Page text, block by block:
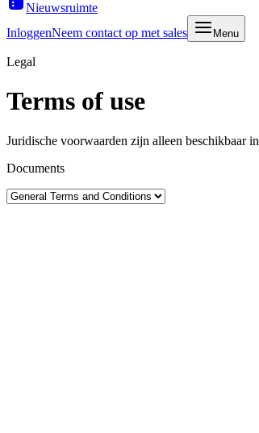
Nieuwsruimte
InloggenNeem contact op met sales Menu
Legal
Terms of use
Juridische voorwaarden zijn alleen beschikbaar
Documents